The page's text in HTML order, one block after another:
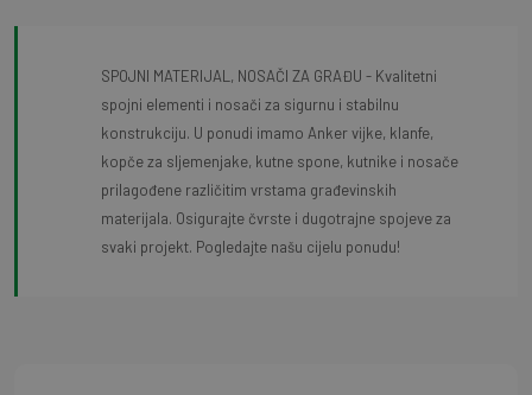
SPOJNI MATERIJAL, NOSAČI ZA GRAĐU - Kvalitetni
spojni elementi i nosači za sigurnu i stabilnu
konstrukciju. U ponudi imamo Anker vijke, klanfe,
kopče za sljemenjake, kutne spone, kutnike i nosače
prilagođene različitim vrstama građevinskih
materijala. Osigurajte čvrste i dugotrajne spojeve za
svaki projekt. Pogledajte našu cijelu ponudu!